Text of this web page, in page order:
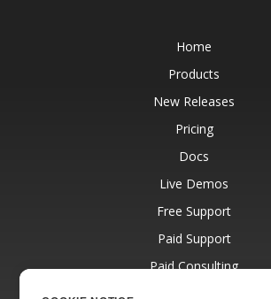
Home
Products
New Releases
Pricing
Docs
Live Demos
Free Support
Paid Support
Paid Consulting